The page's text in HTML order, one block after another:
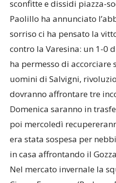
dove non si sono vissute
sconfitte e dissidi piazza-
Paolillo ha annunciato
sorriso ci ha pensato la
contro la Varesina: un 1-0
ha permesso di accorciare
uomini di Salvigni,
dovranno affrontare tre
Domenica saranno in
poi mercoledì
era stata sospesa per
in casa affrontando il